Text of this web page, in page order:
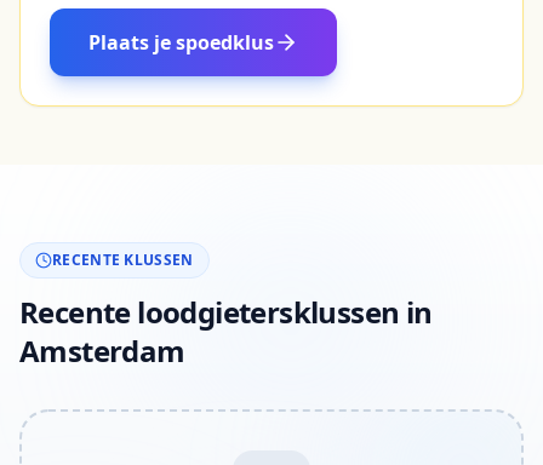
Plaats je spoedklus
RECENTE KLUSSEN
Recente loodgietersklussen in
Amsterdam